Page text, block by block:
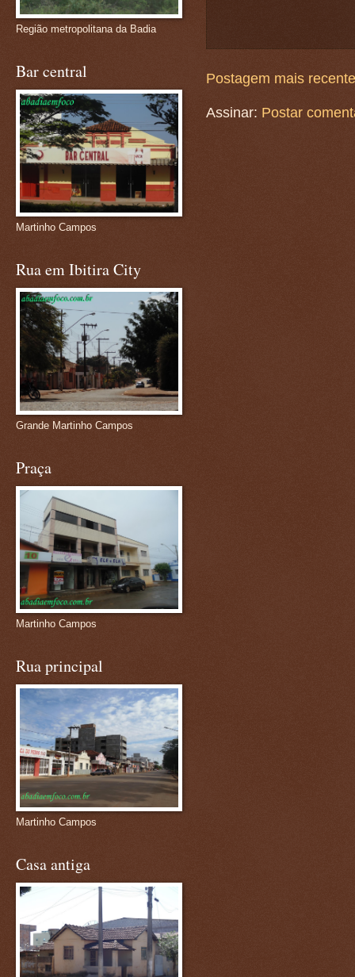
Postagem mais recente
Assinar: Postar
Região metropolitana da Badia
Bar central
Martinho Campos
Rua em Ibitira City
Grande Martinho Campos
Praça
Martinho Campos
Rua principal
Martinho Campos
Casa antiga